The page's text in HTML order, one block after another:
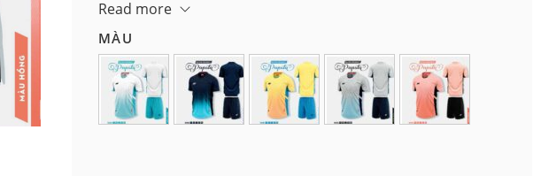
Read more
MÀU